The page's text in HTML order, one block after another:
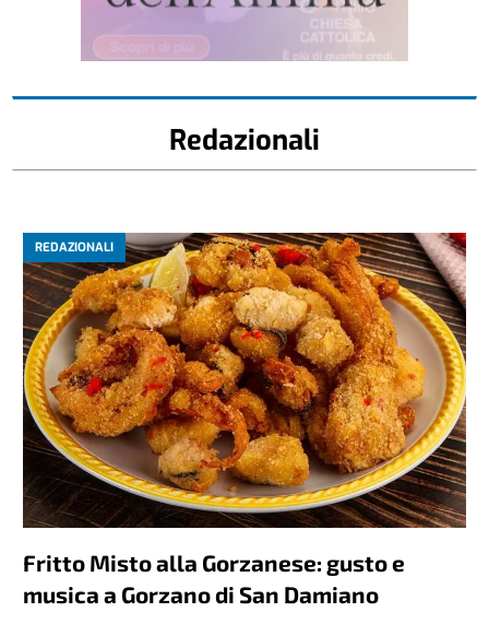
Redazionali
REDAZIONALI
Fritto Misto alla Gorzanese: gusto e
musica a Gorzano di San Damiano